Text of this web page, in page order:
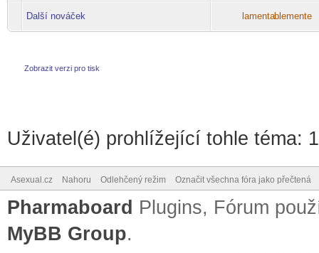
Další nováček lamentablemente
Zobrazit verzi pro tisk
Uživatel(é) prohlížející tohle téma:
Asexual.cz Nahoru Odlehčený režim Označit všechna fóra jako přečtená
Pharmaboard Plugins, Fórum
MyBB Group.